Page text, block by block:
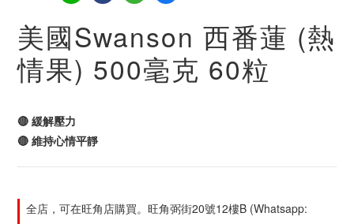
美國Swanson 西番蓮 (熱
情果) 500毫克 60粒
🔴 緩解壓力
🔴 維持心情平靜
全店，可在旺角店購買。旺角弼街20號12樓B (Whatsapp: